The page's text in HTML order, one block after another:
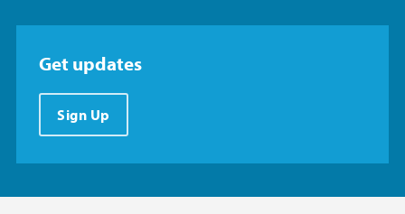
Get updates
Sign Up